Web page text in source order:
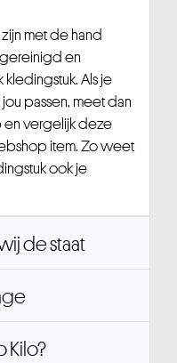
met de hand
en
Als je
passen, meet dan
vergelijk deze
item. Zo weet
ook je
de staat
Kilo?